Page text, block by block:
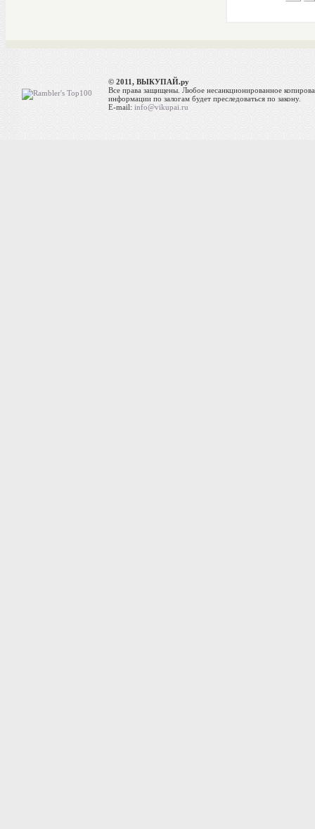
© 2011, ВЫКУПАЙ.ру
Все права защищены. Любое несанкционированное
информации по залогам будет преследоваться по закону.
E-mail:info@vikupai.ru